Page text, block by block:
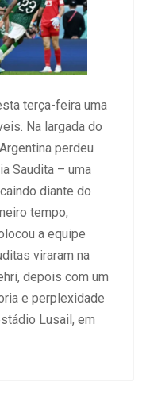
terça-feira uma
Na largada do
perdeu
Saudita – uma
diante do
tempo,
a equipe
viraram na
depois com um
e perplexidade
Lusail, em